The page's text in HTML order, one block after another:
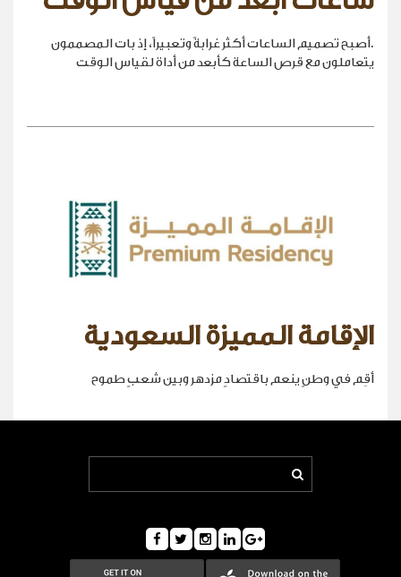
.أصبح تصميم الساعات أكثر غرابةً وتعبيراً، إذ بات المصممون
يتعاملون مع قرص الساعة كأبعد من أداة لقياس الوقت
الإقامة المميزة السعودية
أقِم في وطنٍ ينعم باقتصادٍ مزدهر وبين شعبٍ طموح